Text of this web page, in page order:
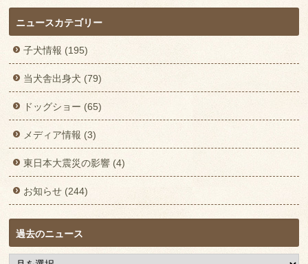
ニュースカテゴリー
子犬情報 (195)
当犬舎出身犬 (79)
ドッグショー (65)
メディア情報 (3)
東日本大震災の影響 (4)
お知らせ (244)
過去のニュース
過